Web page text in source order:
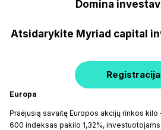
Domina
Atsidarykite Myriad capital
Registracija
Europa
Praėjusią savaitę Europos akcijų rinkos kilo
600 indeksas pakilo 1,32%,